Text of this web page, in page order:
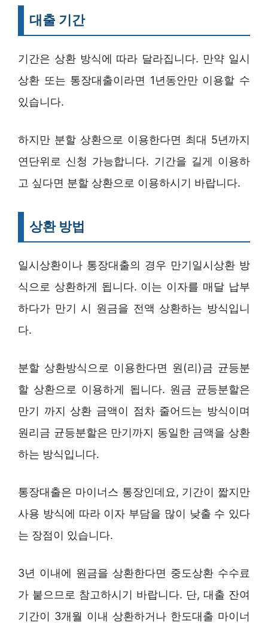
대출 기간
기간은 상환 방식에 따라 달라집니다. 만약 일시
상환 또는 통장대출이라면 1년동안만 이용할 수
있습니다.
하지만 분할 상환으로 이용한다면 최대 5년까지
연단위로 신청 가능합니다. 기간을 길게 이용하
고 싶다면 분할 상환으로 이용하시기 바랍니다.
상환 방법
일시상환이나 통장대출의 경우 만기일시상환 방
식으로 상환하게 됩니다. 이는 이자를 매달 납부
하다가 만기 시 원금을 전액 상환하는 방식입니
다.
분할 상환방식으로 이용한다면 원(리)금 균등분
할 상환으로 이용하게 됩니다. 원금 균등분할은
만기 까지 상환 금액이 점차 줄어드는 방식이며
원리금 균등분할은 만기까지 동일한 금액을 상환
하는 방식입니다.
통장대출은 마이너스 통장인데요, 기간이 짧지만
사용 방식에 따라 이자 부담을 많이 낮출 수 있다
는 장점이 있습니다.
3년 이내에 원금을 상환한다면 중도상환 수수료
가 붙으므로 참고하시기 바랍니다. 단, 대출 잔여
기간이 3개월 이내 상환하거나 한도대출 마이너